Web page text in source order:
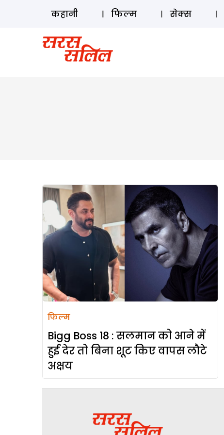
कहानी फिल्म सेक्स
फिल्म
Bigg Boss 18 : सलमान को आने में
हुई देर तो बिना शूट किए वापस लौटे
अक्षय